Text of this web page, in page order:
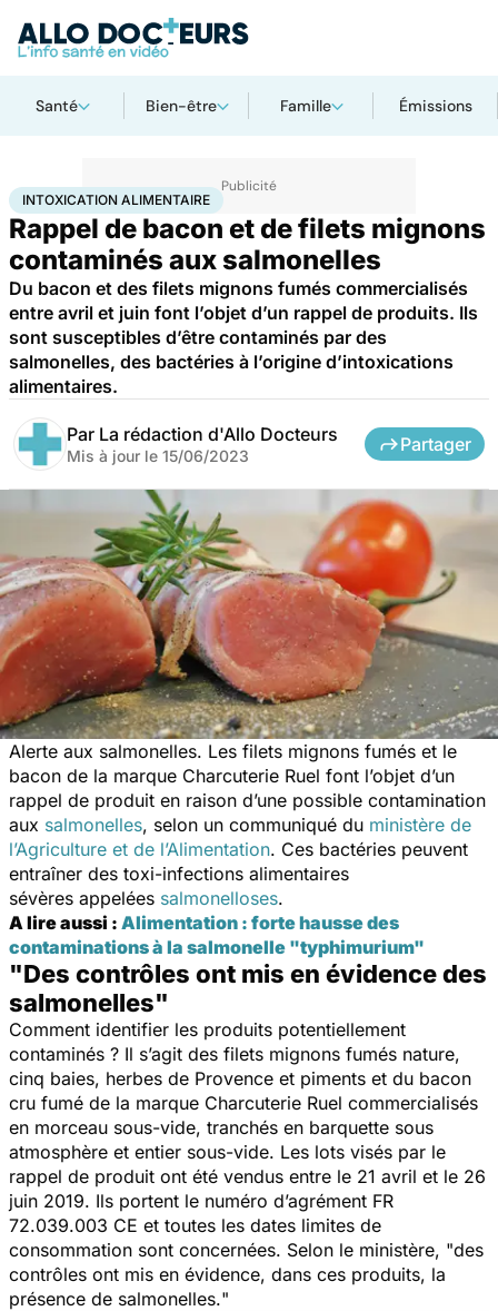
Santé Bien-être Famille Émissions
AccueilSantéIntoxication alimentaire
INTOXICATION ALIMENTAIRE
Rappel de bacon et de filets mignons
contaminés aux salmonelles
Du bacon et des filets mignons fumés commercialisés
entre avril et juin font l’objet d’un rappel de produits. Ils
sont susceptibles d’être contaminés par des
salmonelles, des bactéries à l’origine d’intoxications
alimentaires.
Par La rédaction d'Allo Docteurs
Mis à jour le 15/06/2023
Partager
Alerte aux salmonelles. Les filets mignons fumés et le
bacon de la marque Charcuterie Ruel font l’objet d’un
rappel de produit en raison d’une possible contamination
aux salmonelles, selon un communiqué du ministère de
l’Agriculture et de l’Alimentation. Ces bactéries peuvent
entraîner des toxi-infections alimentaires
sévères appelées salmonelloses.
A lire aussi : Alimentation : forte hausse des
contaminations à la salmonelle "typhimurium"
"Des contrôles ont mis en évidence des
salmonelles"
Comment identifier les produits potentiellement
contaminés ? Il s’agit des filets mignons fumés nature,
cinq baies, herbes de Provence et piments et du bacon
cru fumé de la marque Charcuterie Ruel commercialisés
en morceau sous-vide, tranchés en barquette sous
atmosphère et entier sous-vide. Les lots visés par le
rappel de produit ont été vendus entre le 21 avril et le 26
juin 2019. Ils portent le numéro d’agrément FR
72.039.003 CE et toutes les dates limites de
consommation sont concernées. Selon le ministère, "des
contrôles ont mis en évidence, dans ces produits, la
présence de salmonelles."